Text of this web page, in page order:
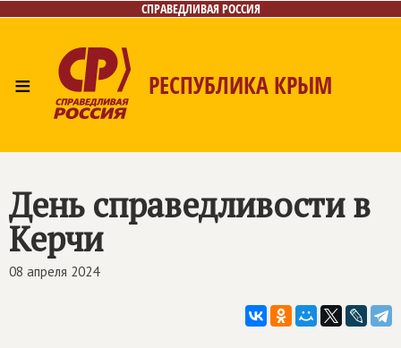
СПРАВЕДЛИВАЯ РОССИЯ
≡ РЕСПУБЛИКА КРЫМ
День справедливости в
Керчи
08 апреля 2024